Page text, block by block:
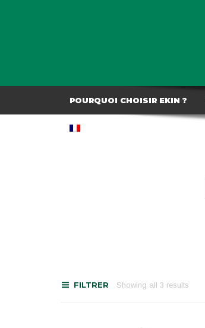
POURQUOI CHOISIR EKIN ?
FILTRER Showing all 3 results